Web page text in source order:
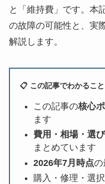
と「維持費」です。本
の故障の可能性と、実
解説します。
📋 この記事でわかること
この記事の核心
ます
費用・相場・選
まとめています
2026年7月時点の
購入・修理・選